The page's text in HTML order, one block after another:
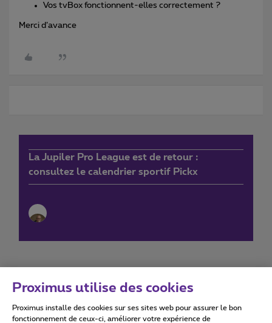
Vos tvBox fonctionnent-elles correctement ?
Merci d’avance
La Jupiler Pro League est de retour :
consultez le calendrier sportif Pickx
Conditions d'utilisation Accessibility statement
Proximus utilise des cookies
Proximus installe des cookies sur ses sites web pour assurer le bon
fonctionnement de ceux-ci, améliorer votre expérience de